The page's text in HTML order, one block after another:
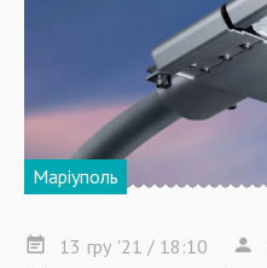
Маріуполь
13 гру '21 / 18:10